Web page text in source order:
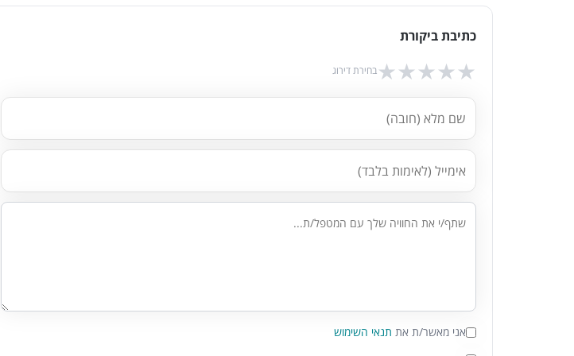
כתיבת ביקורת
★★★★★ בחירת דירוג
אני מאשר/ת את תנאי השימוש